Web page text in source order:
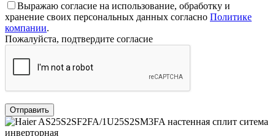
Выражаю согласие на использование, обработку и
хранение своих персональных данных согласно Политике
компании.
Пожалуйста, подтвердите согласие
Отправить